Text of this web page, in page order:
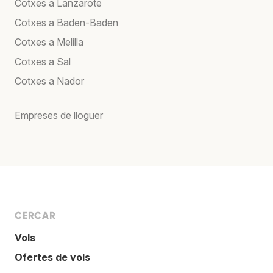
Cotxes a Lanzarote
Cotxes a Baden-Baden
Cotxes a Melilla
Cotxes a Sal
Cotxes a Nador
Empreses de lloguer
CERCAR
Vols
Ofertes de vols